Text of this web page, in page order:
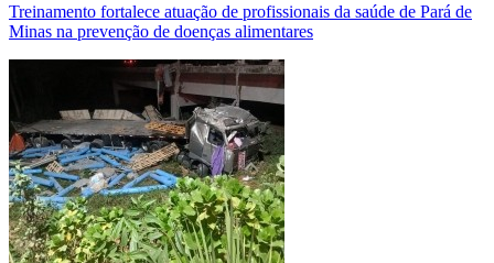
Treinamento fortalece atuação de profissionais da saúde de Pará de
Minas na prevenção de doenças alimentares